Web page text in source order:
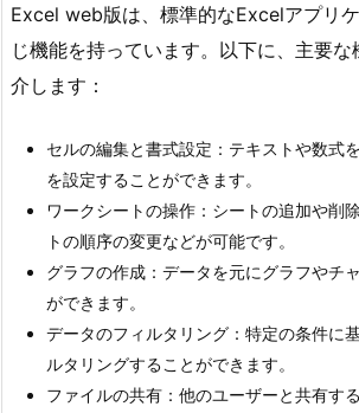
Excel web版は、標準的なExcelアプリ
じ機能を持っています。以下に、主要
介します：
セルの編集と書式設定：テキストや数式
を設定することができます。
ワークシートの操作：シートの追加や削
トの順序の変更などが可能です。
グラフの作成：データを元にグラフやチ
ができます。
データのフィルタリング：特定の条件に
ルタリングすることができます。
ファイルの共有：他のユーザーと共有す